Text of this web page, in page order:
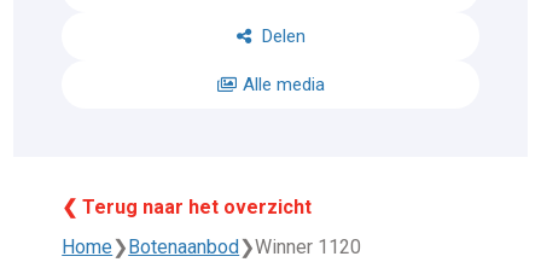
Delen
Alle media
❮ Terug naar het overzicht
Home❯Botenaanbod❯Winner 1120